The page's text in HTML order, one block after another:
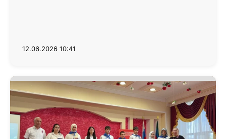
12.06.2026 10:41